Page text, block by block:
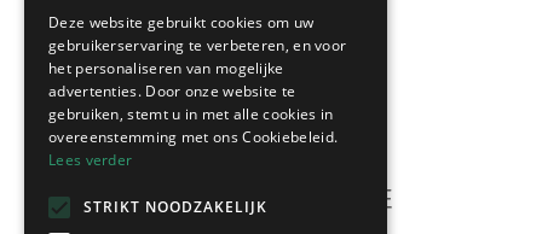
Deze website gebruikt cookies om uw
gebruikerservaring te verbeteren, en voor
het personaliseren van mogelijke
advertenties. Door onze website te
gebruiken, stemt u in met alle cookies in
overeenstemming met ons Cookiebeleid.
Lees verder
STRIKT NOODZAKELIJK